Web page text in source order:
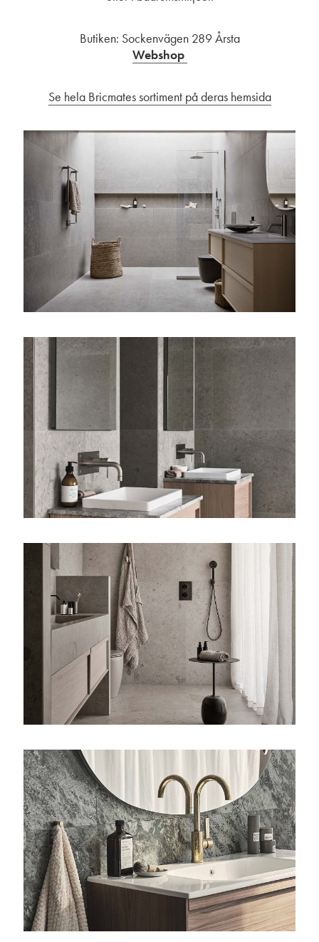
Butiken: Sockenvägen 289 Årsta
Webshop
Se hela Bricmates sortiment på deras hemsida